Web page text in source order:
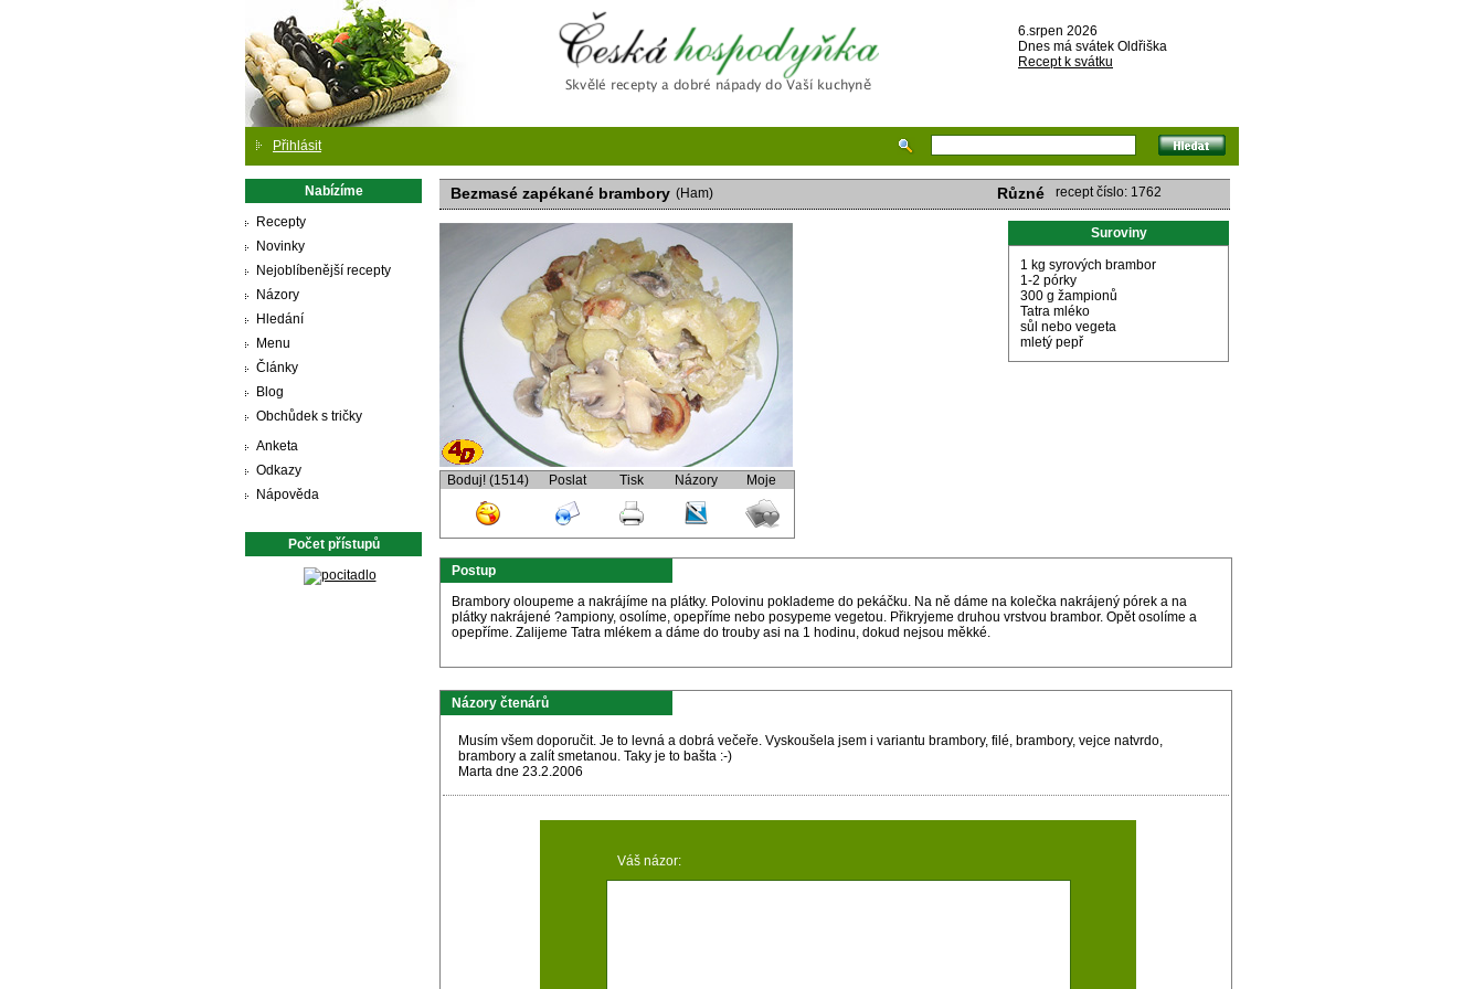
Česká hospodyňka
6.srpen 2026
Dnes má svátek Oldřiška
Recept k svátku
Přihlásit
Nabízíme
Recepty
Novinky
Nejoblíbenější recepty
Názory
Hledání
Menu
Články
Blog
Obchůdek s tričky
Anketa
Odkazy
Nápověda
Počet přístupů
Bezmasé zapékané brambory (Ham) Různé recept číslo: 1762
Boduj! (1514) Poslat Tisk Názory Moje
Suroviny
1 kg syrových brambor
1-2 pórky
300 g žampionů
Tatra mléko
sůl nebo vegeta
mletý pepř
Postup
Brambory oloupeme a nakrájíme na plátky. Polovinu poklademe do pekáčku. Na ně dáme na kolečka nakrájený pórek a na
plátky nakrájené ?ampiony, osolíme, opepříme nebo posypeme vegetou. Přikryjeme druhou vrstvou brambor. Opět osolíme a
opepříme. Zalijeme Tatra mlékem a dáme do trouby asi na 1 hodinu, dokud nejsou měkké.
Názory čtenárů
Musím všem doporučit. Je to levná a dobrá večeře. Vyskoušela jsem i variantu brambory, filé, brambory, vejce natvrdo,
brambory a zalít smetanou. Taky je to bašta :-)
Marta dne 23.2.2006
Váš názor: